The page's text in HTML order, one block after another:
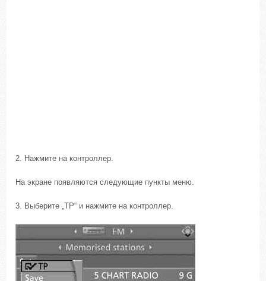
2. Нажмите на контроллер.
На экране появляются следующие пункты меню.
3. Выберите „TP“ и нажмите на контроллер.